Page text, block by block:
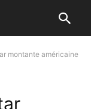
montante américaine